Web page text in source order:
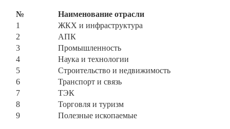
№
Наименование отрасли
1
ЖКХ и инфраструктура
2
АПК
3
Промышленность
4
Наука и технологии
5
Строительство и недвижимость
6
Транспорт и связь
7
ТЭК
8
Торговля и туризм
9
Полезные ископаемые